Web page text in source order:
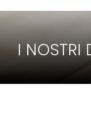
I NOSTRI